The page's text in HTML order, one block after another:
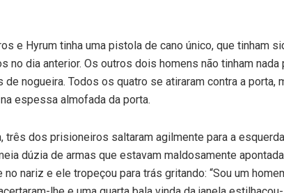
e Hyrum tinha uma pistola de cano único, que tinham
no dia anterior. Os outros dois homens não tinham nada
nogueira. Todos os quatro se atiraram contra a porta,
espessa almofada da porta.
três dos prisioneiros saltaram agilmente para a
dúzia de armas que estavam maldosamente
nariz e ele tropeçou para trás gritando: “Sou um